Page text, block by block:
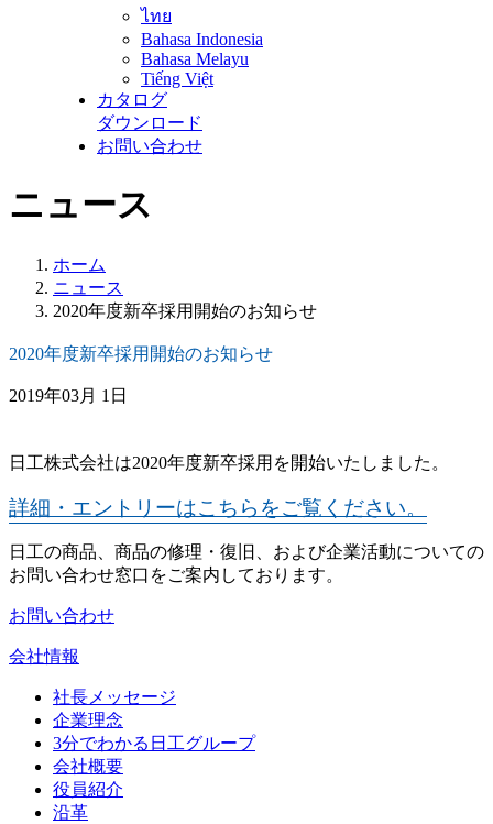
ไทย
Bahasa Indonesia
Bahasa Melayu
Tiếng Việt
カタログ
ダウンロード
お問い合わせ
ニュース
ホーム
ニュース
2020年度新卒採用開始のお知らせ
2020年度新卒採用開始のお知らせ
2019年03月 1日
日工株式会社は2020年度新卒採用を開始いたしました。
詳細・エントリーはこちらをご覧ください。
日工の商品、商品の修理・復旧、および企業活動についての
お問い合わせ窓口をご案内しております。
お問い合わせ
会社情報
社長メッセージ
企業理念
3分でわかる日工グループ
会社概要
役員紹介
沿革